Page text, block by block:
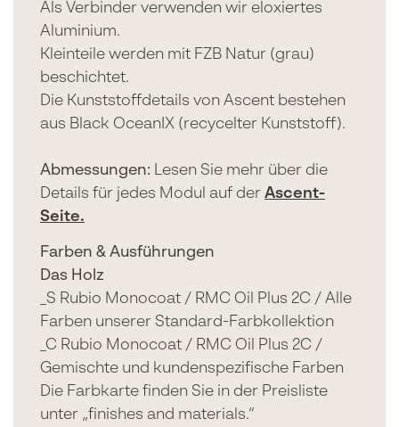
Als Verbinder verwenden wir eloxiertes
Aluminium.
Kleinteile werden mit FZB Natur (grau)
beschichtet.
Die Kunststoffdetails von Ascent bestehen
aus Black OceanIX (recycelter Kunststoff).
Abmessungen: Lesen Sie mehr über die
Details für jedes Modul auf der Ascent-
Seite.
Farben & Ausführungen
Das Holz
_S Rubio Monocoat / RMC Oil Plus 2C / Alle
Farben unserer Standard-Farbkollektion
_C Rubio Monocoat / RMC Oil Plus 2C /
Gemischte und kundenspezifische Farben
Die Farbkarte finden Sie in der Preisliste
unter „finishes and materials.“